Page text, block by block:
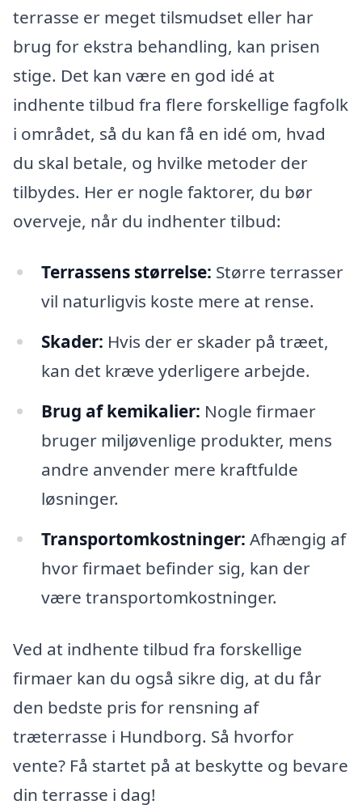
terrasse er meget tilsmudset eller har
brug for ekstra behandling, kan prisen
stige. Det kan være en god idé at
indhente tilbud fra flere forskellige fagfolk
i området, så du kan få en idé om, hvad
du skal betale, og hvilke metoder der
tilbydes. Her er nogle faktorer, du bør
overveje, når du indhenter tilbud:
Terrassens størrelse: Større terrasser
vil naturligvis koste mere at rense.
Skader: Hvis der er skader på træet,
kan det kræve yderligere arbejde.
Brug af kemikalier: Nogle firmaer
bruger miljøvenlige produkter, mens
andre anvender mere kraftfulde
løsninger.
Transportomkostninger: Afhængig af
hvor firmaet befinder sig, kan der
være transportomkostninger.
Ved at indhente tilbud fra forskellige
firmaer kan du også sikre dig, at du får
den bedste pris for rensning af
træterrasse i Hundborg. Så hvorfor
vente? Få startet på at beskytte og bevare
din terrasse i dag!